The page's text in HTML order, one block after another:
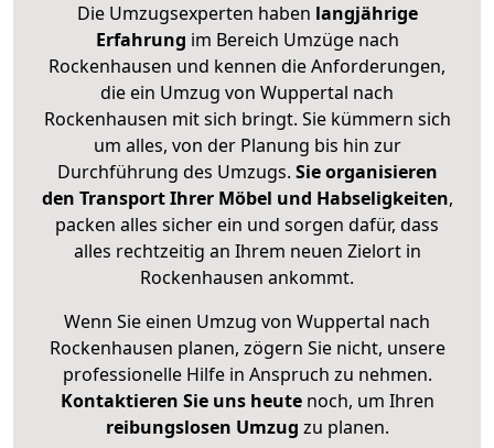
Die Umzugsexperten haben langjährige
Erfahrung im Bereich Umzüge nach
Rockenhausen und kennen die Anforderungen,
die ein Umzug von Wuppertal nach
Rockenhausen mit sich bringt. Sie kümmern sich
um alles, von der Planung bis hin zur
Durchführung des Umzugs. Sie organisieren
den Transport Ihrer Möbel und Habseligkeiten,
packen alles sicher ein und sorgen dafür, dass
alles rechtzeitig an Ihrem neuen Zielort in
Rockenhausen ankommt.
Wenn Sie einen Umzug von Wuppertal nach
Rockenhausen planen, zögern Sie nicht, unsere
professionelle Hilfe in Anspruch zu nehmen.
Kontaktieren Sie uns heutenoch, um Ihren
reibungslosen Umzug zu planen.